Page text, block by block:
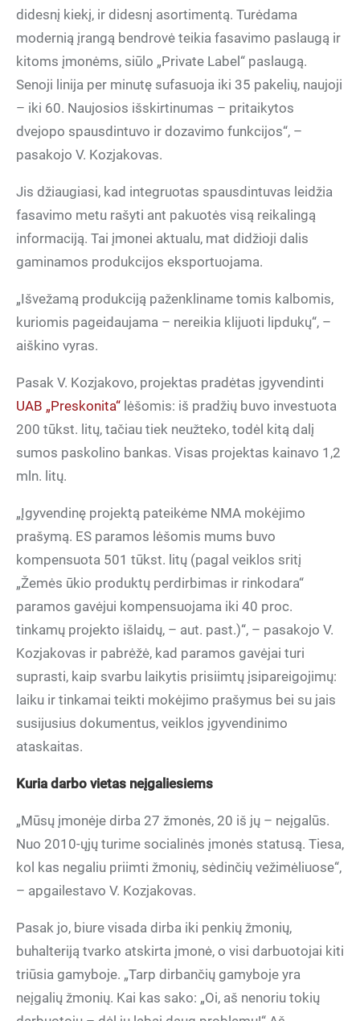
didesnį kiekį, ir didesnį asortimentą. Turėdama
modernią įrangą bendrovė teikia fasavimo paslaugą ir
kitoms įmonėms, siūlo „Private Label“ paslaugą.
Senoji linija per minutę sufasuoja iki 35 pakelių, naujoji
– iki 60. Naujosios išskirtinumas – pritaikytos
dvejopo spausdintuvo ir dozavimo funkcijos“, –
pasakojo V. Kozjakovas.
Jis džiaugiasi, kad integruotas spausdintuvas leidžia
fasavimo metu rašyti ant pakuotės visą reikalingą
informaciją. Tai įmonei aktualu, mat didžioji dalis
gaminamos produkcijos eksportuojama.
„Išvežamą produkciją paženkliname tomis kalbomis,
kuriomis pageidaujama – nereikia klijuoti lipdukų“, –
aiškino vyras.
Pasak V. Kozjakovo, projektas pradėtas įgyvendinti
UAB „Preskonita“ lėšomis: iš pradžių buvo investuota
200 tūkst. litų, tačiau tiek neužteko, todėl kitą dalį
sumos paskolino bankas. Visas projektas kainavo 1,2
mln. litų.
„Įgyvendinę projektą pateikėme NMA mokėjimo
prašymą. ES paramos lėšomis mums buvo
kompensuota 501 tūkst. litų (pagal veiklos sritį
„Žemės ūkio produktų perdirbimas ir rinkodara“
paramos gavėjui kompensuojama iki 40 proc.
tinkamų projekto išlaidų, – aut. past.)“, – pasakojo V.
Kozjakovas ir pabrėžė, kad paramos gavėjai turi
suprasti, kaip svarbu laikytis prisiimtų įsipareigojimų:
laiku ir tinkamai teikti mokėjimo prašymus bei su jais
susijusius dokumentus, veiklos įgyvendinimo
ataskaitas.
Kuria darbo vietas neįgaliesiems
„Mūsų įmonėje dirba 27 žmonės, 20 iš jų – neįgalūs.
Nuo 2010-ųjų turime socialinės įmonės statusą. Tiesa,
kol kas negaliu priimti žmonių, sėdinčių vežimėliuose“,
– apgailestavo V. Kozjakovas.
Pasak jo, biure visada dirba iki penkių žmonių,
buhalteriją tvarko atskirta įmonė, o visi darbuotojai kiti
triūsia gamyboje. „Tarp dirbančių gamyboje yra
neįgalių žmonių. Kai kas sako: „Oi, aš nenoriu tokių